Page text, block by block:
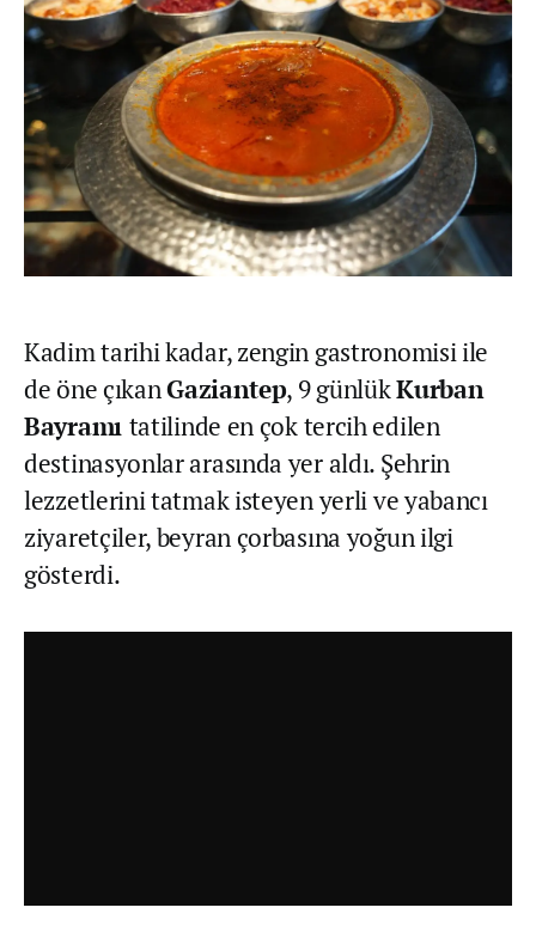
Kadim tarihi kadar, zengin gastronomisi ile
de öne çıkanGaziantep, 9 günlükKurban
Bayramı tatilinde en çok tercih edilen
destinasyonlar arasında yer aldı. Şehrin
lezzetlerini tatmak isteyen yerli ve yabancı
ziyaretçiler, beyran çorbasına yoğun ilgi
gösterdi.